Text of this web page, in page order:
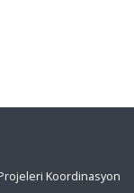
Koordinasyon